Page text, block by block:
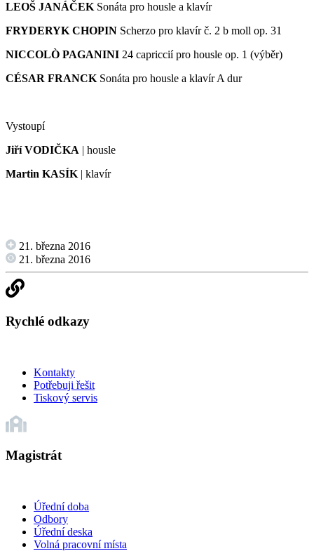
LEOŠ JANÁČEKSonáta pro housle a klavír
FRYDERYK CHOPIN Scherzo pro klavír č. 2 b moll op. 31
NICCOLÒ PAGANINI 24 capriccií pro housle op. 1 (výběr)
CÉSAR FRANCKSonáta pro housle a klavír A dur
Vystoupí
Jiří VODIČKA | housle
Martin KASÍK| klavír
21. března 2016
21. března 2016
Rychlé odkazy
Kontakty
Potřebuji řešit
Tiskový servis
Magistrát
Úřední doba
Odbory
Úřední deska
Volná pracovní místa